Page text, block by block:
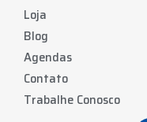
Loja
Blog
Agendas
Contato
Trabalhe Conosco